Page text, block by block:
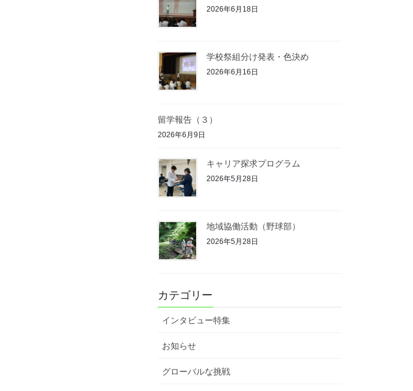
2026年6月18日
学校祭組分け発表・色決め
2026年6月16日
留学報告（３）
2026年6月9日
キャリア探求プログラム
2026年5月28日
地域協働活動（野球部）
2026年5月28日
カテゴリー
インタビュー特集
お知らせ
グローバルな挑戦